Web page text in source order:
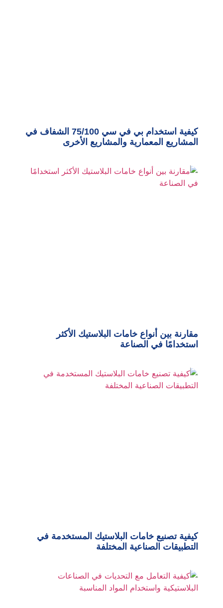
كيفية استخدام بي في سي 75/100 الشفاف في
المشاريع المعمارية والمشاريع الأخرى
مقارنة بين أنواع خامات البلاستيك الأكثر
استخدامًا في الصناعة
كيفية تصنيع خامات البلاستيك المستخدمة في
التطبيقات الصناعية المختلفة